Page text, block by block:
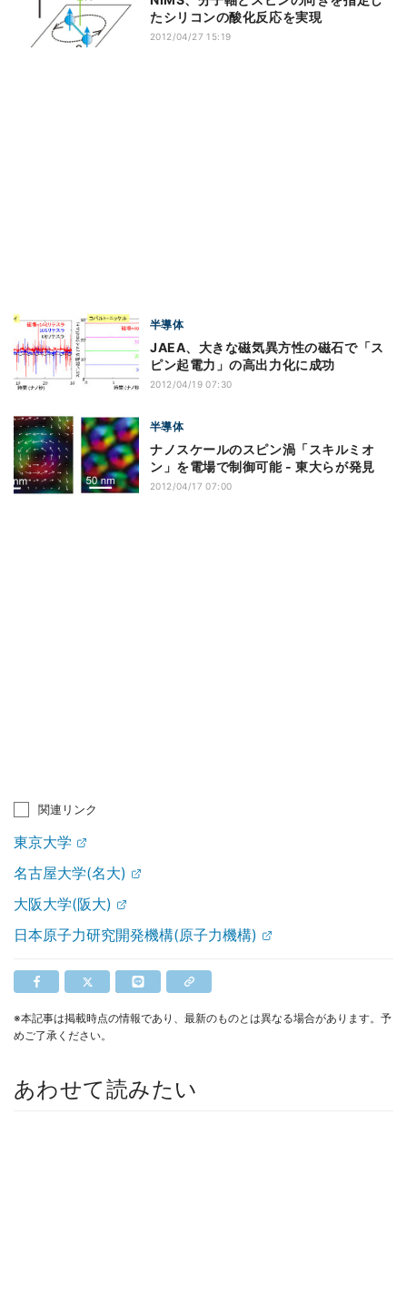
たシリコンの酸化反応を実現
2012/04/27 15:19
半導体
JAEA、大きな磁気異方性の磁石で「ス
ピン起電力」の高出力化に成功
2012/04/19 07:30
半導体
ナノスケールのスピン渦「スキルミオ
ン」を電場で制御可能 - 東大らが発見
2012/04/17 07:00
関連リンク
東京大学
名古屋大学(名大)
大阪大学(阪大)
日本原子力研究開発機構(原子力機構)
※本記事は掲載時点の情報であり、最新のものとは異なる場合があります。予
めご了承ください。
あわせて読みたい